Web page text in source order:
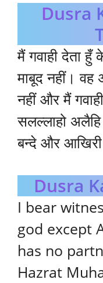
Dusra
मैं गवाही देता
माबूद नहीं।
नहीं और मैं
सलल्लाहो
बन्दे और
Dusra
I bear
god except
has no
Hazrat